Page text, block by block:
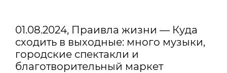
01.08.2024, Праивла жизни — Куда
сходить в выходные: много музыки,
городские спектакли и
благотворительный маркет